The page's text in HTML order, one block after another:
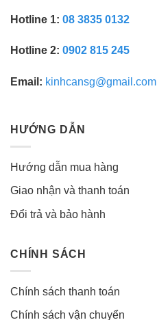
Hotline 1: 08 3835 0132
Hotline 2: 0902 815 245
Email: kinhcansg@gmail.com
HƯỚNG DẪN
Hướng dẫn mua hàng
Giao nhận và thanh toán
Đổi trả và bảo hành
CHÍNH SÁCH
Chính sách thanh toán
Chính sách vận chuyển